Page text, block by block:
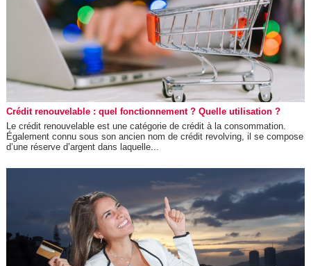
Crédit renouvelable : quel fonctionnement ? Quelle utilisation ?
Le crédit renouvelable est une catégorie de crédit à la consommation.
Également connu sous son ancien nom de crédit revolving, il se compose
d’une réserve d’argent dans laquelle...